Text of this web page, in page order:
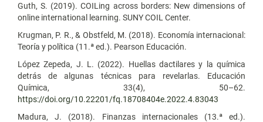
Guth, S. (2019). COILing across borders: New dimensions of
online international learning. SUNY COIL Center.
Krugman, P. R., & Obstfeld, M. (2018). Economía internacional:
Teoría y política (11.ª ed.). Pearson Educación.
López Zepeda, J. L. (2022). Huellas dactilares y la química
detrás de algunas técnicas para revelarlas. Educación
Química, 33(4), 50–62.
https://doi.org/10.22201/fq.18708404e.2022.4.83043
Madura, J. (2018). Finanzas internacionales (13.ª ed.).